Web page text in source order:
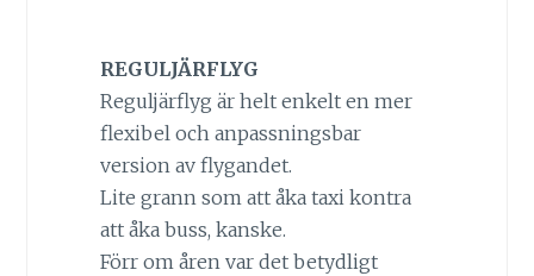
REGULJÄRFLYG
Reguljärflyg är helt enkelt en mer
flexibel och anpassningsbar
version av flygandet.
Lite grann som att åka taxi kontra
att åka buss, kanske.
Förr om åren var det betydligt